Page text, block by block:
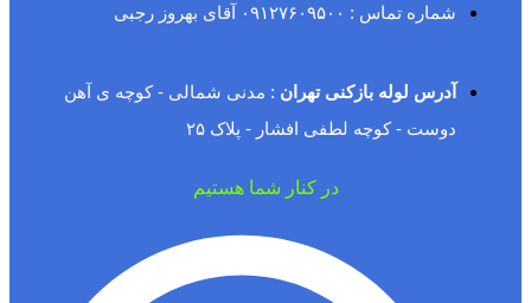
شماره تماس : ۰۹۱۲۷۶۰۹۵۰۰ آقای بهروز رجبی
آدرس لوله بازکنی تهران : مدنی شمالی - کوچه ی آهن
دوست - کوچه لطفی افشار - پلاک ۲۵
در کنار شما هستیم